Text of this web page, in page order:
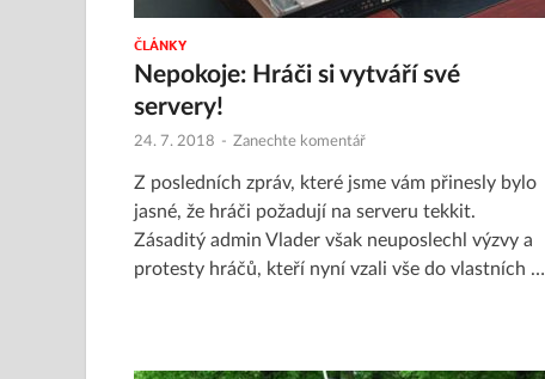
ČLÁNKY
Nepokoje: Hráči si vytváří své
servery!
24. 7. 2018 - Zanechte komentář
Z posledních zpráv, které jsme vám přinesly bylo
jasné, že hráči požadují na serveru tekkit.
Zásaditý admin Vlader však neuposlechl výzvy a
protesty hráčů, kteří nyní vzali vše do vlastních …